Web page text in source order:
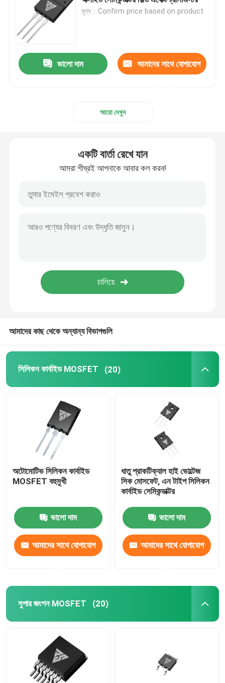
সুপার জংশন MOSFET
সিলিকন কার্বাইড এসবিডি
মূল্য：Confirm price based on product
ভালো দাম আমাদের সাথে যোগাযোগ
আরো দেখুন
একটি বার্তা রেখে যান
আমরা শীঘ্রই আপনাকে আবার কল করব!
আমাদের কাছ থেকে অন্যান্য বিভাগগুলি
সিলিকন কার্বাইড MOSFET (20)
অটোমোটিভ সিলিকন কার্বাইড
MOSFET বহুমুখী
ভালো দাম
আমাদের সাথে যোগাযোগ
ধাতু প্রাকটিক্যাল হাই ভোল্টেজ
সিক মোসফেট, এন টাইপ সিলিকন
কার্বাইড সেমিকন্ডাক্টর
ভালো দাম
আমাদের সাথে যোগাযোগ
সুপার জংশন MOSFET (20)